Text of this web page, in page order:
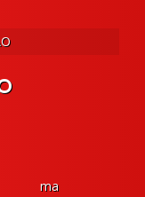
ma